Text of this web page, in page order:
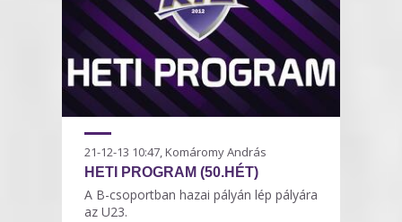
21-12-13 10:47, Komáromy András
HETI PROGRAM (50.HÉT)
A B-csoportban hazai pályán lép pályára
az U23.